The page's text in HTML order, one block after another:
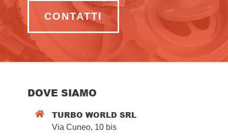
CONTATTI
DOVE SIAMO
 TURBO WORLD SRL
Via Cuneo, 10 bis